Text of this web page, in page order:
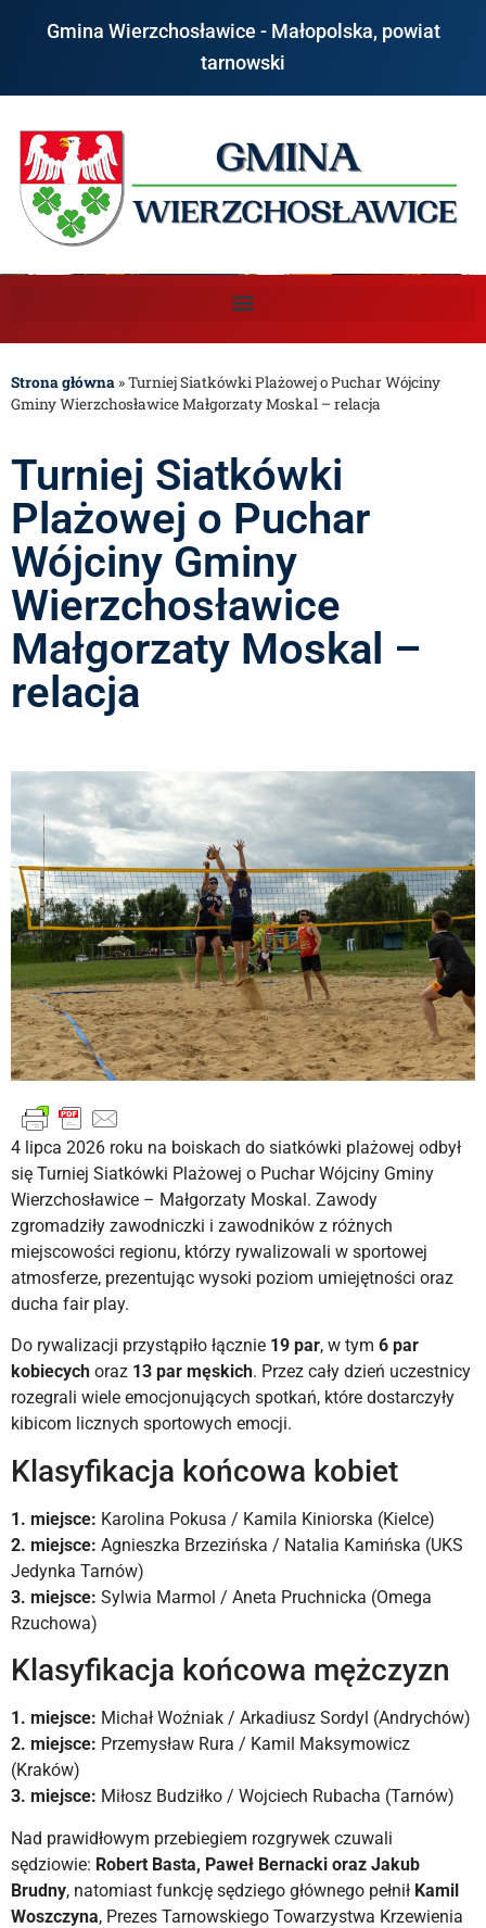
Gmina Wierzchosławice - Małopolska, powiat
tarnowski
Strona główna »Turniej Siatkówki Plażowej o Puchar Wójciny
Gminy Wierzchosławice Małgorzaty Moskal – relacja
Turniej Siatkówki
Plażowej o Puchar
Wójciny Gminy
Wierzchosławice
Małgorzaty Moskal –
relacja
4 lipca 2026 roku na boiskach do siatkówki plażowej odbył
się Turniej Siatkówki Plażowej o Puchar Wójciny Gminy
Wierzchosławice – Małgorzaty Moskal. Zawody
zgromadziły zawodniczki i zawodników z różnych
miejscowości regionu, którzy rywalizowali w sportowej
atmosferze, prezentując wysoki poziom umiejętności oraz
ducha fair play.
Do rywalizacji przystąpiło łącznie 19 par, w tym 6 par
kobiecych oraz 13 par męskich. Przez cały dzień uczestnicy
rozegrali wiele emocjonujących spotkań, które dostarczyły
kibicom licznych sportowych emocji.
Klasyfikacja końcowa kobiet
1. miejsce: Karolina Pokusa / Kamila Kiniorska (Kielce)
2. miejsce: Agnieszka Brzezińska / Natalia Kamińska (UKS
Jedynka Tarnów)
3. miejsce: Sylwia Marmol / Aneta Pruchnicka (Omega
Rzuchowa)
Klasyfikacja końcowa mężczyzn
1. miejsce: Michał Woźniak / Arkadiusz Sordyl (Andrychów)
2. miejsce: Przemysław Rura / Kamil Maksymowicz
(Kraków)
3. miejsce: Miłosz Budziłko / Wojciech Rubacha (Tarnów)
Nad prawidłowym przebiegiem rozgrywek czuwali
sędziowie: Robert Basta, Paweł Bernacki oraz Jakub
Brudny, natomiast funkcję sędziego głównego pełnił Kamil
Woszczyna, Prezes Tarnowskiego Towarzystwa Krzewienia